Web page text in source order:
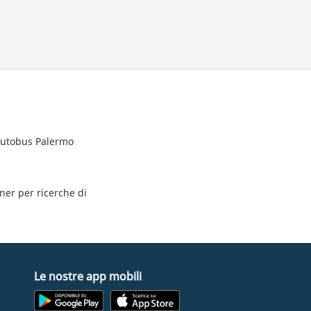
Palermo
per ricerche di
Le nostre app mobili